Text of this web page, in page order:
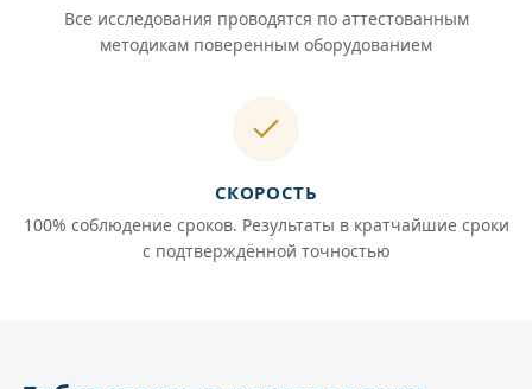
Все исследования проводятся по аттестованным
методикам поверенным оборудованием
СКОРОСТЬ
100% соблюдение сроков. Результаты в кратчайшие сроки
с подтверждённой точностью